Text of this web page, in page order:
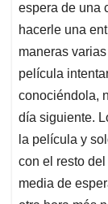
espera de una
hacerle una
maneras
película
conociéndola,
día siguiente.
la película y
con el resto
media de